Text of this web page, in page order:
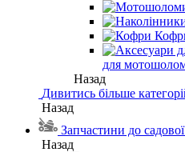
для
Назад
Дивитись більше
Назад
Запчастини до
Назад